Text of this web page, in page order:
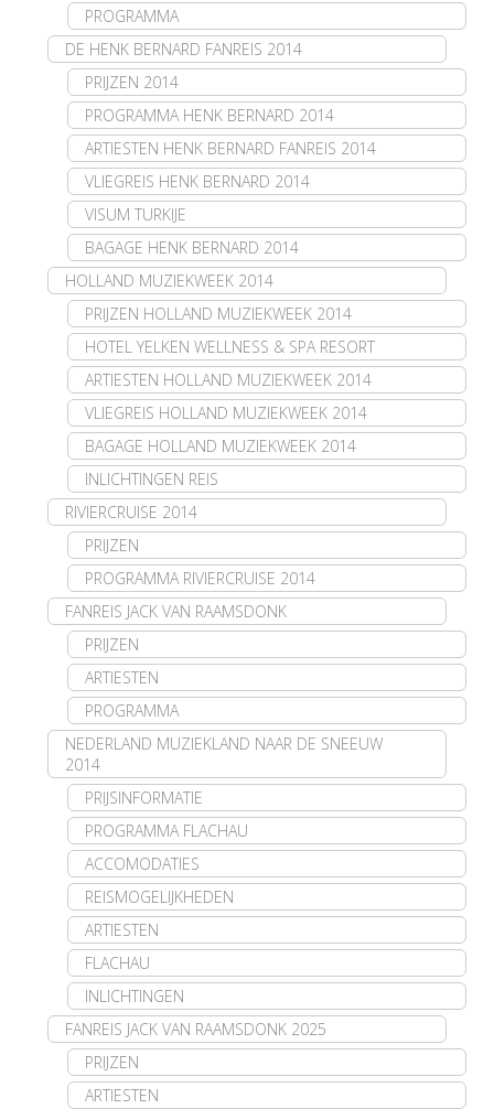
PROGRAMMA
DE HENK BERNARD FANREIS 2014
PRIJZEN 2014
PROGRAMMA HENK BERNARD 2014
ARTIESTEN HENK BERNARD FANREIS 2014
VLIEGREIS HENK BERNARD 2014
VISUM TURKIJE
BAGAGE HENK BERNARD 2014
HOLLAND MUZIEKWEEK 2014
PRIJZEN HOLLAND MUZIEKWEEK 2014
HOTEL YELKEN WELLNESS & SPA RESORT
ARTIESTEN HOLLAND MUZIEKWEEK 2014
VLIEGREIS HOLLAND MUZIEKWEEK 2014
BAGAGE HOLLAND MUZIEKWEEK 2014
INLICHTINGEN REIS
RIVIERCRUISE 2014
PRIJZEN
PROGRAMMA RIVIERCRUISE 2014
FANREIS JACK VAN RAAMSDONK
PRIJZEN
ARTIESTEN
PROGRAMMA
NEDERLAND MUZIEKLAND NAAR DE SNEEUW
2014
PRIJSINFORMATIE
PROGRAMMA FLACHAU
ACCOMODATIES
REISMOGELIJKHEDEN
ARTIESTEN
FLACHAU
INLICHTINGEN
FANREIS JACK VAN RAAMSDONK 2025
PRIJZEN
ARTIESTEN